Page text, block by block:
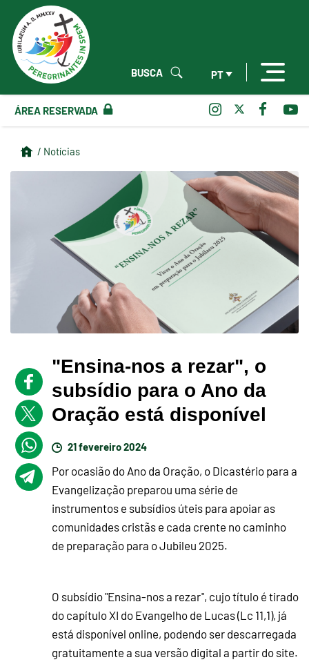
PT
BUSCA
ÁREA RESERVADA
/ Notícias
"Ensina-nos a rezar", o
subsídio para o Ano da
Oração está disponível
21 fevereiro 2024
Por ocasião do Ano da Oração, o Dicastério para a
Evangelização preparou uma série de
instrumentos e subsídios úteis para apoiar as
comunidades cristãs e cada crente no caminho
de preparação para o Jubileu 2025.
O subsídio "Ensina-nos a rezar", cujo título é tirado
do capítulo XI do Evangelho de Lucas (Lc 11,1), já
está disponível online, podendo ser descarregada
gratuitamente a sua versão digital a partir do site.